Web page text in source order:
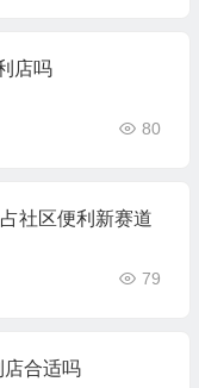
店吗
80
社区便利新赛道
79
合适吗